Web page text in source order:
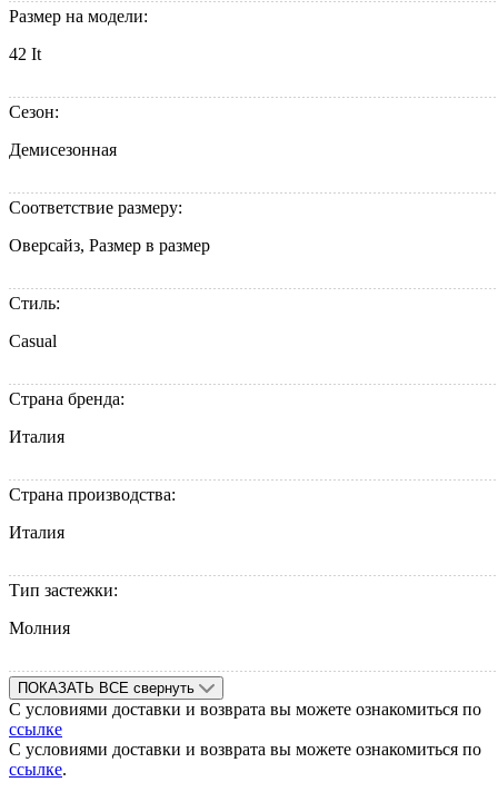
Размер на модели:
42 It
Сезон:
Демисезонная
Соответствие размеру:
Оверсайз, Размер в размер
Стиль:
Casual
Страна бренда:
Италия
Страна производства:
Италия
Тип застежки:
Молния
ПОКАЗАТЬ ВСЕ свернуть
С условиями доставки и возврата вы можете ознакомиться по
ссылке
С условиями доставки и возврата вы можете ознакомиться по
ссылке.